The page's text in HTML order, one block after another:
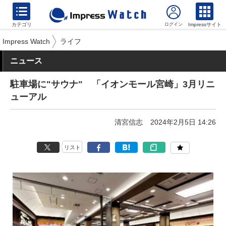
カテゴリ Impressサイト
Impress Watch ライフ
ニュース
駐車場に"サウナ" 「イオンモール宮崎」3月リニ
ューアル
清宮信志 2024年2月5日 14:26
リスト